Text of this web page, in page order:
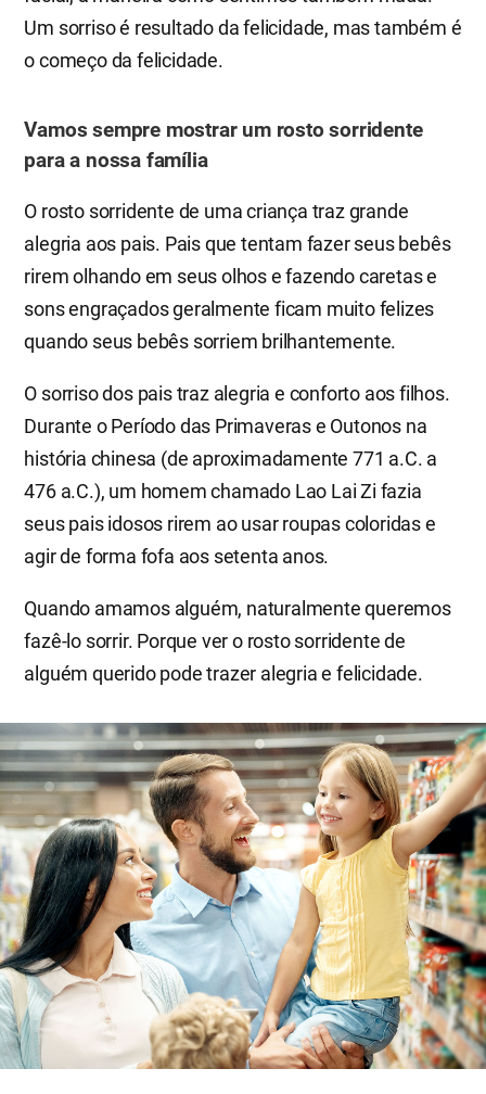
Um sorriso é resultado da felicidade, mas também é
o começo da felicidade.
Vamos sempre mostrar um rosto sorridente
para a nossa família
O rosto sorridente de uma criança traz grande
alegria aos pais. Pais que tentam fazer seus bebês
rirem olhando em seus olhos e fazendo caretas e
sons engraçados geralmente ficam muito felizes
quando seus bebês sorriem brilhantemente.
O sorriso dos pais traz alegria e conforto aos filhos.
Durante o Período das Primaveras e Outonos na
história chinesa (de aproximadamente 771 a.C. a
476 a.C.), um homem chamado Lao Lai Zi fazia
seus pais idosos rirem ao usar roupas coloridas e
agir de forma fofa aos setenta anos.
Quando amamos alguém, naturalmente queremos
fazê-lo sorrir. Porque ver o rosto sorridente de
alguém querido pode trazer alegria e felicidade.